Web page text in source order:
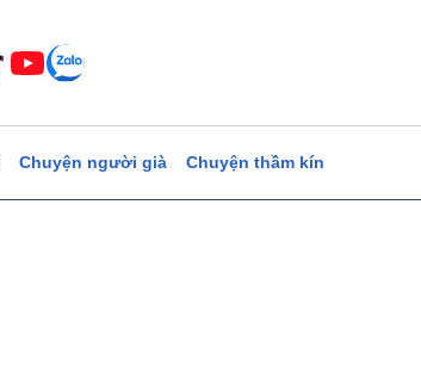
Chuyện người già Chuyện thầm kín